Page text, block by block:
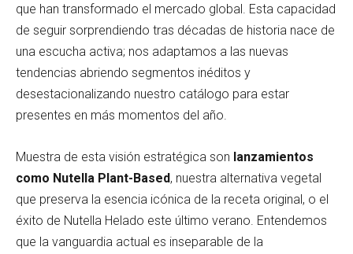
que han transformado el mercado global. Esta capacidad
de seguir sorprendiendo tras décadas de historia nace de
una escucha activa; nos adaptamos a las nuevas
tendencias abriendo segmentos inéditos y
desestacionalizando nuestro catálogo para estar
presentes en más momentos del año.
Muestra de esta visión estratégica son lanzamientos
como Nutella Plant-Based, nuestra alternativa vegetal
que preserva la esencia icónica de la receta original, o el
éxito de Nutella Helado este último verano. Entendemos
que la vanguardia actual es inseparable de la